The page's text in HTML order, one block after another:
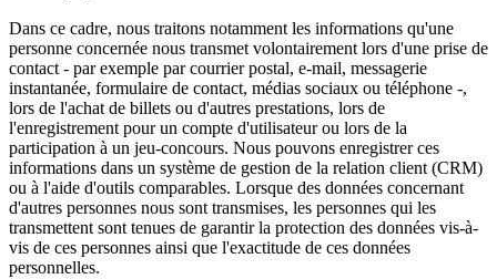
Dans ce cadre, nous traitons notamment les informations qu'une
personne concernée nous transmet volontairement lors d'une prise de
contact - par exemple par courrier postal, e-mail, messagerie
instantanée, formulaire de contact, médias sociaux ou téléphone -,
lors de l'achat de billets ou d'autres prestations, lors de
l'enregistrement pour un compte d'utilisateur ou lors de la
participation à un jeu-concours. Nous pouvons enregistrer ces
informations dans un système de gestion de la relation client (CRM)
ou à l'aide d'outils comparables. Lorsque des données concernant
d'autres personnes nous sont transmises, les personnes qui les
transmettent sont tenues de garantir la protection des données vis-à-
vis de ces personnes ainsi que l'exactitude de ces données
personnelles.